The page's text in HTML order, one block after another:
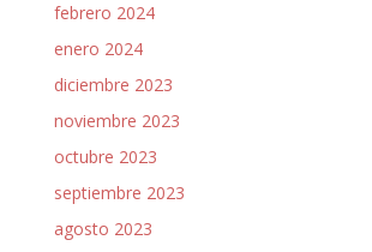
febrero 2024
enero 2024
diciembre 2023
noviembre 2023
octubre 2023
septiembre 2023
agosto 2023